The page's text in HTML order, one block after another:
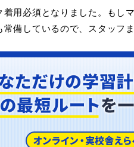
用必須となりました。もし
備しているので、スタッフ